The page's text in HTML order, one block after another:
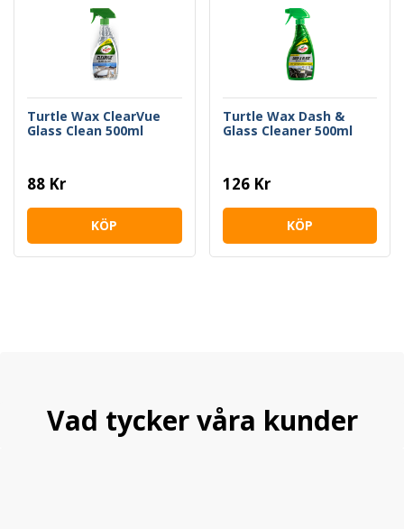
Turtle Wax ClearVue
Glass Clean 500ml
88 Kr
KÖP
Turtle Wax Dash &
Glass Cleaner 500ml
126 Kr
KÖP
Vad tycker våra kunder